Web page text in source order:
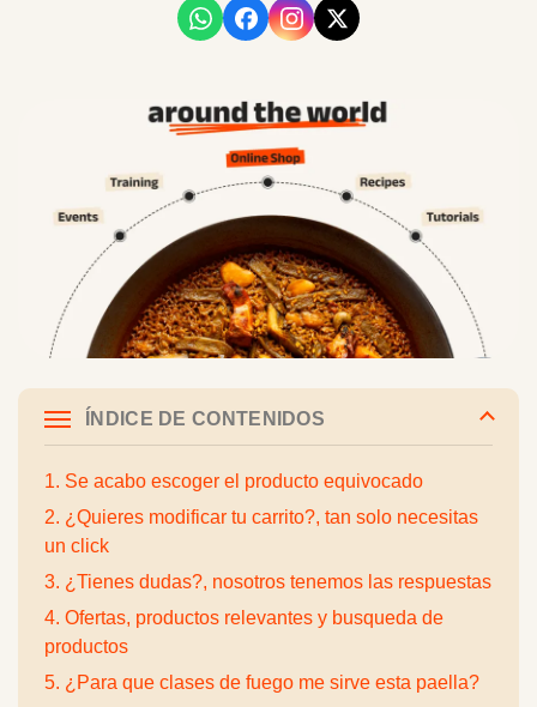
ÍNDICE DE CONTENIDOS
1. Se acabo escoger el producto equivocado
2. ¿Quieres modificar tu carrito?, tan solo necesitas
un click
3. ¿Tienes dudas?, nosotros tenemos las respuestas
4. Ofertas, productos relevantes y busqueda de
productos
5. ¿Para que clases de fuego me sirve esta paella?